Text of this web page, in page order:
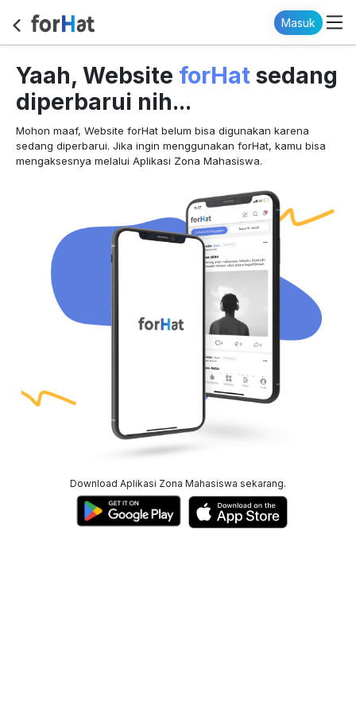
Masuk
Yaah, Website forHat sedang
diperbarui nih...
Mohon maaf, Website forHat belum bisa digunakan karena
sedang diperbarui. Jika ingin menggunakan forHat, kamu bisa
mengaksesnya melalui Aplikasi Zona Mahasiswa.
Download Aplikasi Zona Mahasiswa sekarang.